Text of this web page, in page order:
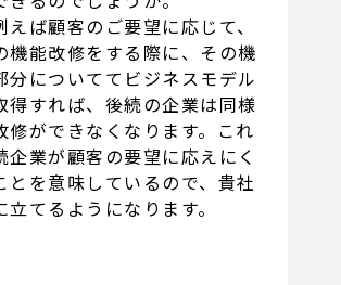
えば顧客のご要望に応じて、
機能改修をする際に、その機
分についててビジネスモデル
得すれば、後続の企業は同様
修ができなくなります。これ
企業が顧客の要望に応えにく
とを意味しているので、貴社
てるようになります。